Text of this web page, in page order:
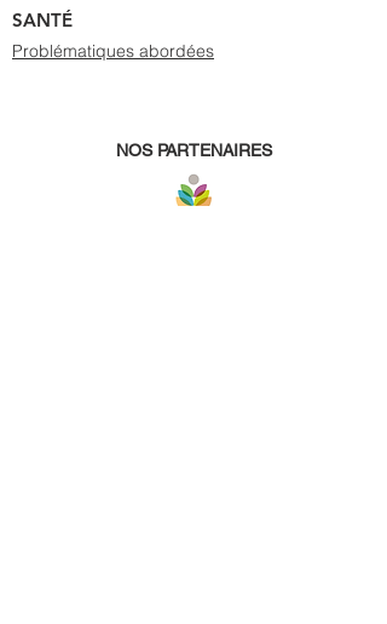
SANTÉ
Problématiques abordées
NOS PARTENAIRES